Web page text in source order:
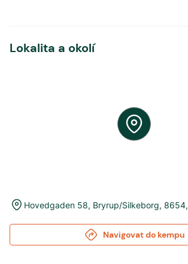
Lokalita a okolí
Hovedgaden 58, Bryrup/Silkeborg, 8654,
Navigovat do kempu